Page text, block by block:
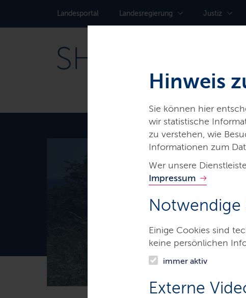
Hinweis
Sie können hier
wir statistische
zu verstehen, wie
Informationen zum
Wer unsere
Impressum
Notwendige
Einige Cookies sind
keine persönlichen
immer aktiv
Externe
Landes­portal Landes­regierung Justiz